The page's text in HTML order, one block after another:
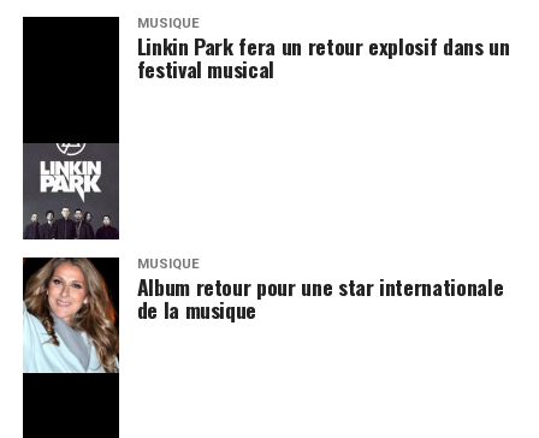
MUSIQUE
Linkin Park fera un retour explosif dans un
festival musical
MUSIQUE
Album retour pour une star internationale
de la musique